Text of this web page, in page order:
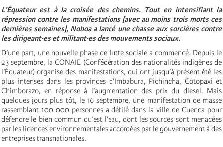
L’Équateur est à la croisée des chemins. Tout en intensifiant la
répression contre les manifestations [avec au moins trois morts ces
dernières semaines], Noboa a lancé une chasse aux sorcières contre
les dirigeant·es et militant·es des mouvements sociaux.
D’une part, une nouvelle phase de lutte sociale a commencé. Depuis le
23 septembre, la CONAIE (Confédération des nationalités indigènes de
l’Équateur) organise des manifestations, qui ont jusqu’à présent été les
plus intenses dans les provinces d’Imbabura, Pichincha, Cotopaxi et
Chimborazo, en réponse à l’augmentation des prix du diesel. Mais
quelques jours plus tôt, le 16 septembre, une manifestation de masse
rassemblant 100 000 personnes a défilé dans la ville de Cuenca pour
défendre le bien commun qu’est l’eau, dont les sources sont menacées
par les licences environnementales accordées par le gouvernement à des
entreprises transnationales.